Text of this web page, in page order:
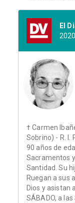
El
† Carmen
Sobrino) - R. I.
90 años de
Sacramentos
Santidad. Su
Ruegan a sus
Dios y asistan
SÁBADO, a